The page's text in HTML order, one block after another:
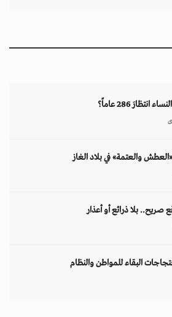
286 عاماً؟
والعتمة» في بلاد الغاز
صريح.. بلا ذرائع أو أعذار
البقاء للمواطن والنظام